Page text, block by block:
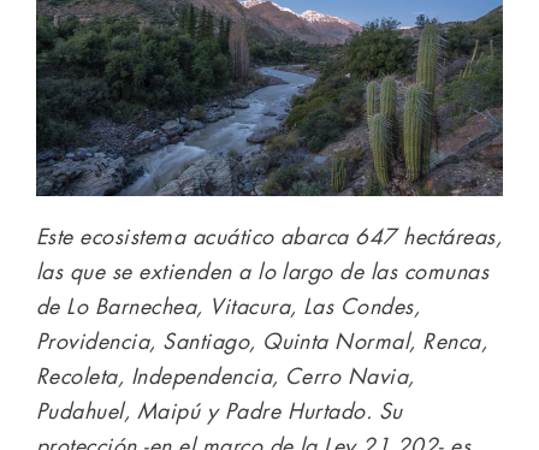
Este ecosistema acuático abarca 647 hectáreas,
las que se extienden a lo largo de las comunas
de Lo Barnechea, Vitacura, Las Condes,
Providencia, Santiago, Quinta Normal, Renca,
Recoleta, Independencia, Cerro Navia,
Pudahuel, Maipú y Padre Hurtado. Su